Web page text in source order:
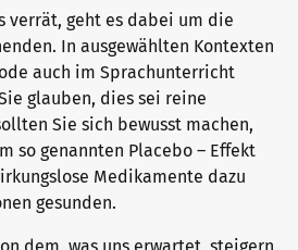
verrät, geht es dabei um die
In ausgewählten Kontexten
auch im Sprachunterricht
glauben, dies sei reine
Sie sich bewusst machen,
so genannten Placebo – Effekt
Medikamente dazu
gesunden.